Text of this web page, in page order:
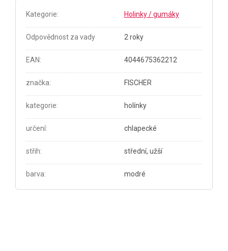
Kategorie: Holinky / gumáky
Odpovědnost za vady 2 roky
EAN: 4044675362212
značka: FISCHER
kategorie: holínky
určení: chlapecké
střih: střední, užší
barva: modré